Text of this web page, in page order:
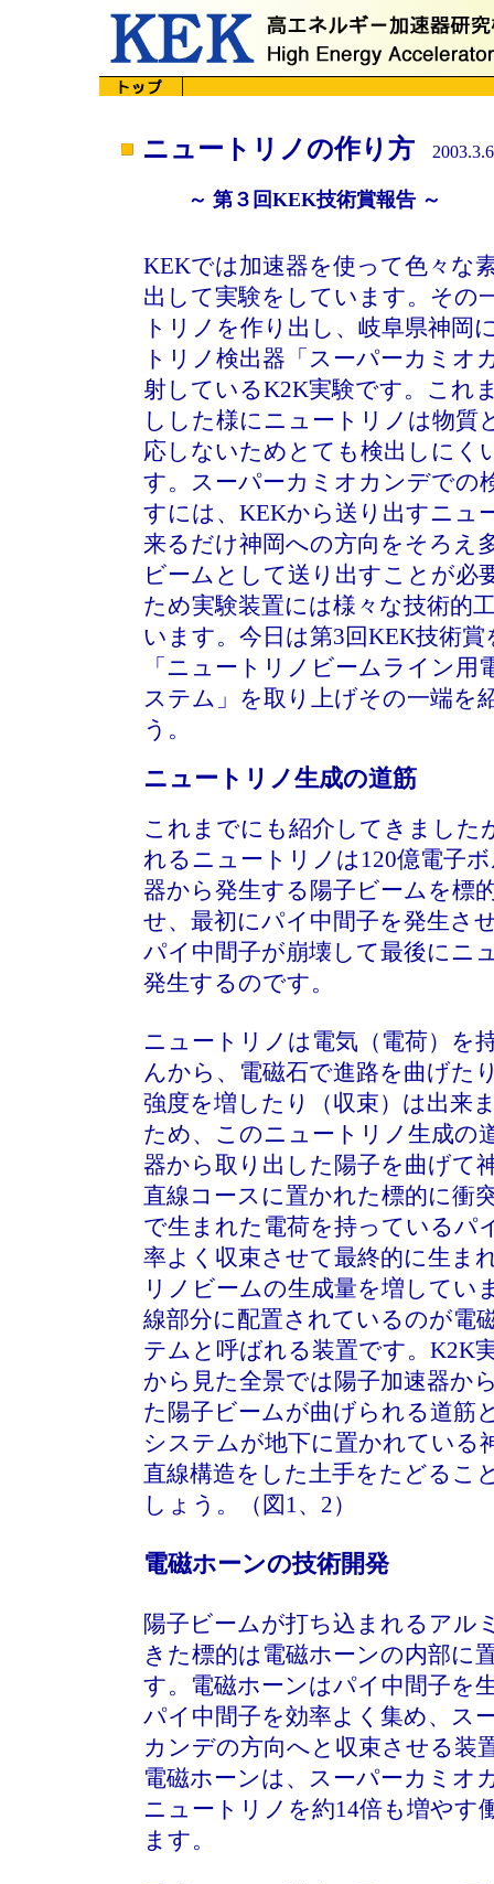
ニュートリノの作り方 2003.3.6
～ 第３回KEK技術賞報告 ～
KEKでは加速器を使って色々な
出して実験をしています。その
トリノを作り出し、岐阜県神岡
トリノ検出器「スーパーカミオ
射しているK2K実験です。これ
しした様にニュートリノは物質
応しないためとても検出しにく
す。スーパーカミオカンデでの
すには、KEKから送り出すニュ
来るだけ神岡への方向をそろえ
ビームとして送り出すことが必
ため実験装置には様々な技術的
います。今日は第3回KEK技術賞
「ニュートリノビームライン用
ステム」を取り上げその一端を
う。
ニュートリノ生成の道筋
これまでにも紹介してきました
れるニュートリノは120億電子
器から発生する陽子ビームを標
せ、最初にパイ中間子を発生さ
パイ中間子が崩壊して最後にニ
発生するのです。
ニュートリノは電気（電荷）を
んから、電磁石で進路を曲げた
強度を増したり（収束）は出来
ため、このニュートリノ生成の
器から取り出した陽子を曲げて
直線コースに置かれた標的に衝
で生まれた電荷を持っているパ
率よく収束させて最終的に生ま
リノビームの生成量を増してい
線部分に配置されているのが電
テムと呼ばれる装置です。K2K
から見た全景では陽子加速器か
た陽子ビームが曲げられる道筋
システムが地下に置かれている
直線構造をした土手をたどるこ
しょう。（図1、2）
電磁ホーンの技術開発
陽子ビームが打ち込まれるアル
きた標的は電磁ホーンの内部に
す。電磁ホーンはパイ中間子を
パイ中間子を効率よく集め、ス
カンデの方向へと収束させる装
電磁ホーンは、スーパーカミオ
ニュートリノを約14倍も増やす
ます。